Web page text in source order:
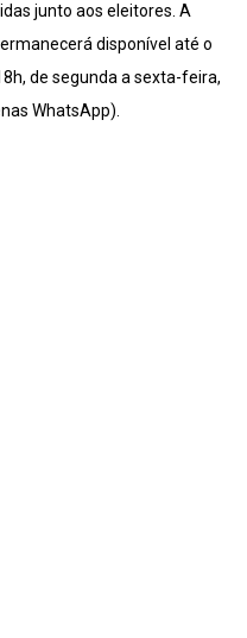
junto aos eleitores. A
disponível até o
de segunda a sexta-feira,
WhatsApp).